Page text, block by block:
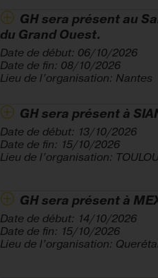
GH sera présent au
du Grand Ouest.
Date de début: 06/10/2026
Date de fin: 08/10/2026
Lieu de l’organisation: Nantes
GH sera présent à
Date de début: 13/10/2026
Date de fin: 15/10/2026
Lieu de l’organisation:
GH sera présent à
Date de début: 14/10/2026
Date de fin: 15/10/2026
Lieu de l’organisation: